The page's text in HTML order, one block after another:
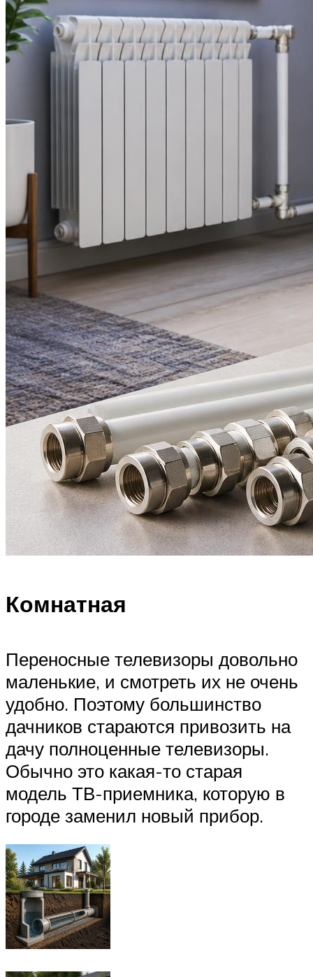
Комнатная
Переносные телевизоры довольно
маленькие, и смотреть их не очень
удобно. Поэтому большинство
дачников стараются привозить на
дачу полноценные телевизоры.
Обычно это какая-то старая
модель ТВ-приемника, которую в
городе заменил новый прибор.